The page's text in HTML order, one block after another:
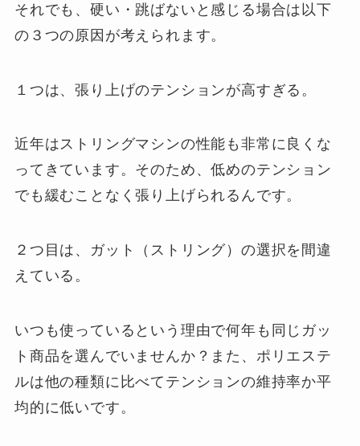
それでも、硬い・跳ばないと感じる場合は以下
の３つの原因が考えられます。
１つは、張り上げのテンションが高すぎる。
近年はストリングマシンの性能も非常に良くな
ってきています。そのため、低めのテンション
でも緩むことなく張り上げられるんです。
２つ目は、ガット（ストリング）の選択を間違
えている。
いつも使っているという理由で何年も同じガッ
ト商品を選んでいませんか？また、ポリエステ
ルは他の種類に比べてテンションの維持率か平
均的に低いです。